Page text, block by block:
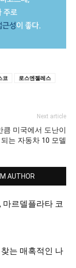
코
로스엔젤레스
Next article
큼 미국에서 도난이
는 자동차 10 모델
AUTHOR
마르델플라타 코
는 매혹적인 나